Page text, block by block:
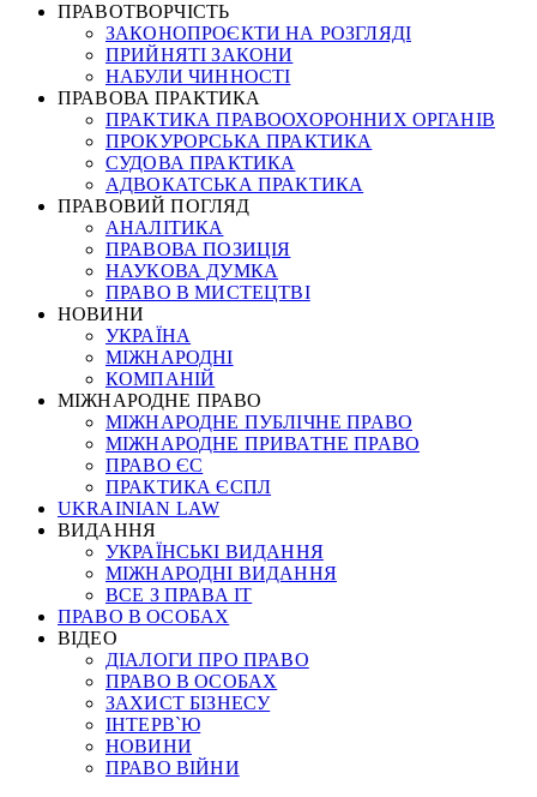
ПРАВОТВОРЧІСТЬ
ЗАКОНОПРОЄКТИ НА РОЗГЛЯДІ
ПРИЙНЯТІ ЗАКОНИ
НАБУЛИ ЧИННОСТІ
ПРАВОВА ПРАКТИКА
ПРАКТИКА ПРАВООХОРОННИХ ОРГАНІВ
ПРОКУРОРСЬКА ПРАКТИКА
СУДОВА ПРАКТИКА
АДВОКАТСЬКА ПРАКТИКА
ПРАВОВИЙ ПОГЛЯД
АНАЛІТИКА
ПРАВОВА ПОЗИЦІЯ
НАУКОВА ДУМКА
ПРАВО В МИСТЕЦТВІ
НОВИНИ
УКРАЇНА
МІЖНАРОДНІ
КОМПАНІЙ
МІЖНАРОДНЕ ПРАВО
МІЖНАРОДНЕ ПУБЛІЧНЕ ПРАВО
МІЖНАРОДНЕ ПРИВАТНЕ ПРАВО
ПРАВО ЄС
ПРАКТИКА ЄСПЛ
UKRAINIAN LAW
ВИДАННЯ
УКРАЇНСЬКІ ВИДАННЯ
МІЖНАРОДНІ ВИДАННЯ
ВСЕ З ПРАВА ІТ
ПРАВО В ОСОБАХ
ВІДЕО
ДІАЛОГИ ПРО ПРАВО
ПРАВО В ОСОБАХ
ЗАХИСТ БІЗНЕСУ
ІНТЕРВ`Ю
НОВИНИ
ПРАВО ВІЙНИ